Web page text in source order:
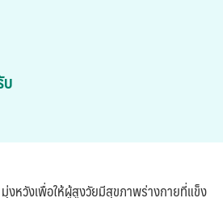
งหวังเพื่อให้ผู้สูงวัยมีสุขภาพร่างกายที่แข็ง